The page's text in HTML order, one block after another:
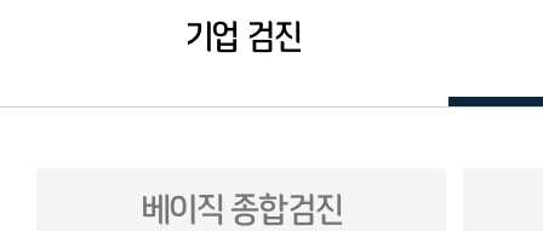
기업 검진
베이직 종합검진